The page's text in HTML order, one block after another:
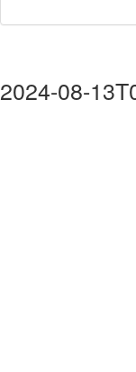
2024-08-